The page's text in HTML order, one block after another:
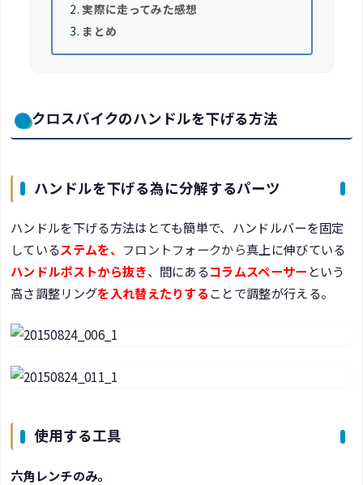
実際に走ってみた感想
まとめ
クロスバイクのハンドルを下げる方法
ハンドルを下げる為に分解するパーツ
ハンドルを下げる方法はとても簡単で、ハンドルバーを固定
しているステムを、 フロントフォークから真上に伸びている
ハンドルポストから抜き、間にあるコラムスペーサー という
高さ調整リングを入れ替えたりすることで調整が行える。
使用する工具
六角レンチのみ。